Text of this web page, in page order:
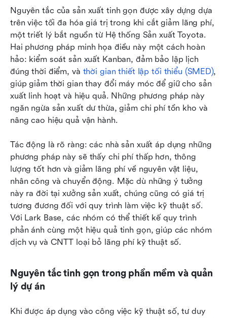
Nguyên tắc của sản xuất tinh gọn được xây dựng dựa
trên việc tối đa hóa giá trị trong khi cắt giảm lãng phí,
một triết lý bắt nguồn từ Hệ thống Sản xuất Toyota.
Hai phương pháp minh họa điều này một cách hoàn
hảo: kiểm soát sản xuất Kanban, đảm bảo lập lịch
đúng thời điểm, và thời gian thiết lập tối thiểu (SMED),
giúp giảm thời gian thay đổi máy móc để giữ cho sản
xuất linh hoạt và hiệu quả. Những phương pháp này
ngăn ngừa sản xuất dư thừa, giảm chi phí tồn kho và
nâng cao hiệu quả vận hành.
Tác động là rõ ràng: các nhà sản xuất áp dụng những
phương pháp này sẽ thấy chi phí thấp hơn, thông
lượng tốt hơn và giảm lãng phí về nguyên vật liệu,
nhân công và chuyển động. Mặc dù những ý tưởng
này ra đời tại xưởng sản xuất, chúng cũng có giá trị
tương đương đối với quy trình làm việc kỹ thuật số.
Với Lark Base, các nhóm có thể thiết kế quy trình
phản ánh cùng một hiệu quả tinh gọn, giúp các nhóm
dịch vụ và CNTT loại bỏ lãng phí kỹ thuật số.
Nguyên tắc tinh gọn trong phần mềm và quản
lý dự án
Khi được áp dụng vào công việc kỹ thuật số, tư duy